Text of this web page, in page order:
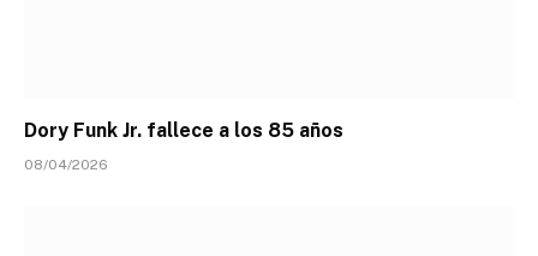
Dory Funk Jr. fallece a los 85 años
08/04/2026